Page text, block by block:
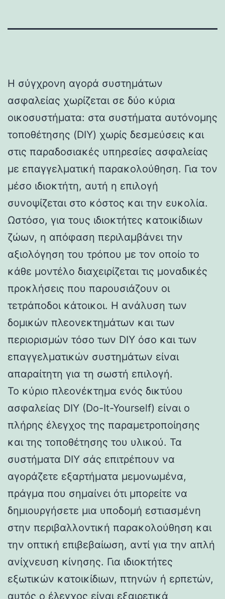
Η σύγχρονη αγορά συστημάτων
ασφαλείας χωρίζεται σε δύο κύρια
οικοσυστήματα: στα συστήματα αυτόνομης
τοποθέτησης (DIY) χωρίς δεσμεύσεις και
στις παραδοσιακές υπηρεσίες ασφαλείας
με επαγγελματική παρακολούθηση. Για τον
μέσο ιδιοκτήτη, αυτή η επιλογή
συνοψίζεται στο κόστος και την ευκολία.
Ωστόσο, για τους ιδιοκτήτες κατοικίδιων
ζώων, η απόφαση περιλαμβάνει την
αξιολόγηση του τρόπου με τον οποίο το
κάθε μοντέλο διαχειρίζεται τις μοναδικές
προκλήσεις που παρουσιάζουν οι
τετράποδοι κάτοικοι. Η ανάλυση των
δομικών πλεονεκτημάτων και των
περιορισμών τόσο των DIY όσο και των
επαγγελματικών συστημάτων είναι
απαραίτητη για τη σωστή επιλογή.
Το κύριο πλεονέκτημα ενός δικτύου
ασφαλείας DIY (Do-It-Yourself) είναι ο
πλήρης έλεγχος της παραμετροποίησης
και της τοποθέτησης του υλικού. Τα
συστήματα DIY σάς επιτρέπουν να
αγοράζετε εξαρτήματα μεμονωμένα,
πράγμα που σημαίνει ότι μπορείτε να
δημιουργήσετε μια υποδομή εστιασμένη
στην περιβαλλοντική παρακολούθηση και
την οπτική επιβεβαίωση, αντί για την απλή
ανίχνευση κίνησης. Για ιδιοκτήτες
εξωτικών κατοικίδιων, πτηνών ή ερπετών,
αυτός ο έλεγχος είναι εξαιρετικά